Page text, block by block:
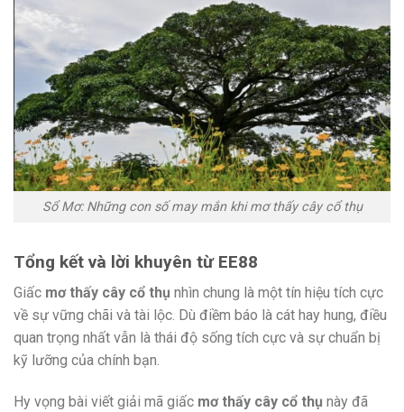
Sổ Mơ: Những con số may mắn khi mơ thấy cây cổ thụ
Tổng kết và lời khuyên từ EE88
Giấc mơ thấy cây cổ thụ nhìn chung là một tín hiệu tích cực
về sự vững chãi và tài lộc. Dù điềm báo là cát hay hung, điều
quan trọng nhất vẫn là thái độ sống tích cực và sự chuẩn bị
kỹ lưỡng của chính bạn.
Hy vọng bài viết giải mã giấc mơ thấy cây cổ thụ này đã